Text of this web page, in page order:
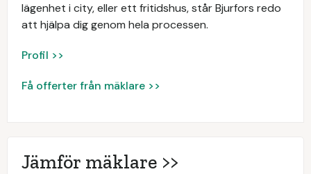
lägenhet i city, eller ett fritidshus, står Bjurfors redo
att hjälpa dig genom hela processen.
Profil >>
Få offerter från mäklare >>
Jämför mäklare >>